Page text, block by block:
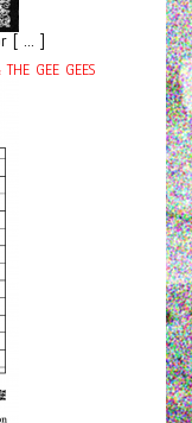
[ ... ]
GEE GEES